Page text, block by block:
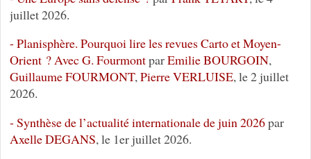
juillet 2026.
- Planisphère. Pourquoi lire les revues Carto et Moyen-
Orient ? Avec G. FourmontparEmilie BOURGOIN,
Guillaume FOURMONT,Pierre VERLUISE, le 2 juillet
2026.
- Synthèse de l’actualité internationale de juin 2026par
Axelle DEGANS, le 1er juillet 2026.